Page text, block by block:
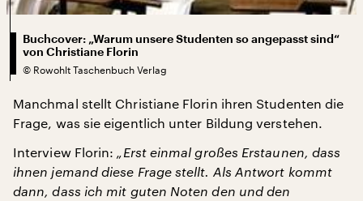
Buchcover: „Warum unsere Studenten so angepasst sind“
von Christiane Florin
© Rowohlt Taschenbuch Verlag
Manchmal stellt Christiane Florin ihren Studenten die
Frage, was sie eigentlich unter Bildung verstehen.
Interview Florin: „Erst einmal großes Erstaunen, dass
ihnen jemand diese Frage stellt. Als Antwort kommt
dann, dass ich mit guten Noten den und den